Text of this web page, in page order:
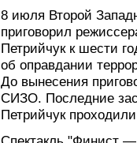
8 июля Второй
приговорил
Петрийчук к шести
об оправдании
До вынесения
СИЗО. Последние
Петрийчук